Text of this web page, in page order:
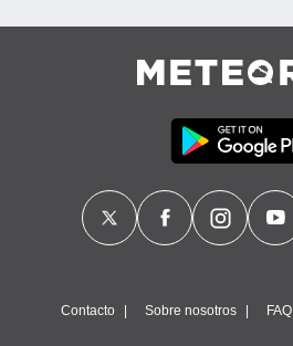
Contacto Sobre nosotros FAQ